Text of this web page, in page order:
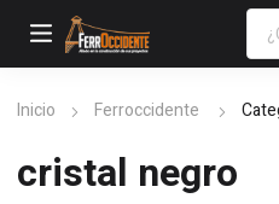
Inicio Ferroccidente
cristal negro